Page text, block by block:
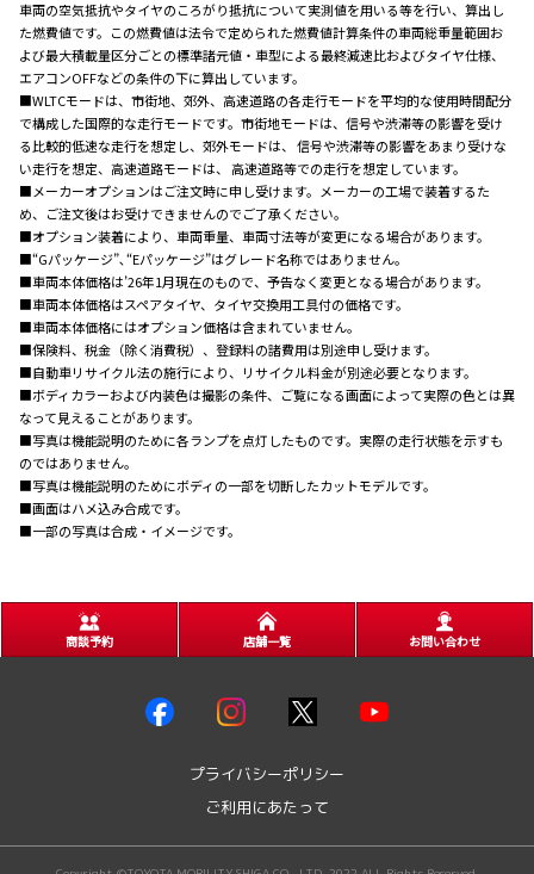
車両の空気抵抗やタイヤのころがり抵抗について実測値を用いる等を行い、算出し
た燃費値です。この燃費値は法令で定められた燃費値計算条件の車両総重量範囲お
よび最大積載量区分ごとの標準諸元値・車型による最終減速比およびタイヤ仕様、
エアコンOFFなどの条件の下に算出しています。
■WLTCモードは、市街地、郊外、高速道路の各走行モードを平均的な使用時間配分
で構成した国際的な走行モードです。市街地モードは、信号や渋滞等の影響を受け
る比較的低速な走行を想定し、郊外モードは、 信号や渋滞等の影響をあまり受けな
い走行を想定、高速道路モードは、 高速道路等での走行を想定しています。
■メーカーオプションはご注文時に申し受けます。メーカーの工場で装着するた
め、ご注文後はお受けできませんのでご了承ください。
■オプション装着により、車両重量、車両寸法等が変更になる場合があります。
■“Gパッケージ”､“Eパッケージ”はグレード名称ではありません。
■車両本体価格は’26年1月現在のもので、予告なく変更となる場合があります。
■車両本体価格はスペアタイヤ、タイヤ交換用工具付の価格です。
■車両本体価格にはオプション価格は含まれていません。
■保険料、税金（除く消費税）、登録料の諸費用は別途申し受けます。
■自動車リサイクル法の施行により、リサイクル料金が別途必要となります。
■ボディカラーおよび内装色は撮影の条件、ご覧になる画面によって実際の色とは異
なって見えることがあります。
■写真は機能説明のために各ランプを点灯したものです。実際の走行状態を示すも
のではありません。
■写真は機能説明のためにボディの一部を切断したカットモデルです。
■画面はハメ込み合成です。
■一部の写真は合成・イメージです。
商談予約 店舗一覧 お問い合わせ
プライバシーポリシー
ご利用にあたって